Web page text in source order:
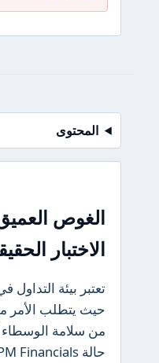
المحتوى
الغوص
الاختبار
تعتبر بيئة التداول
حيث يتطلب الأمر
من سلامة الوسطاء